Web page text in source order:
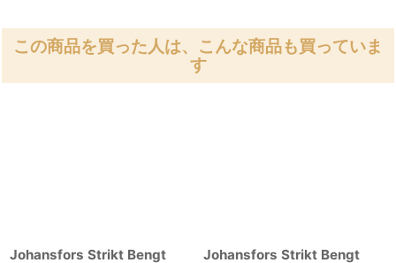
この商品を買った人は、こんな商品も買っていま
す
Johansfors Strikt Bengt
Johansfors Strikt Bengt